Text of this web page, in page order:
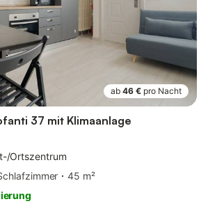
ab 46 € pro Nacht
37 mit Klimaanlage
Ortszentrum
45 m²